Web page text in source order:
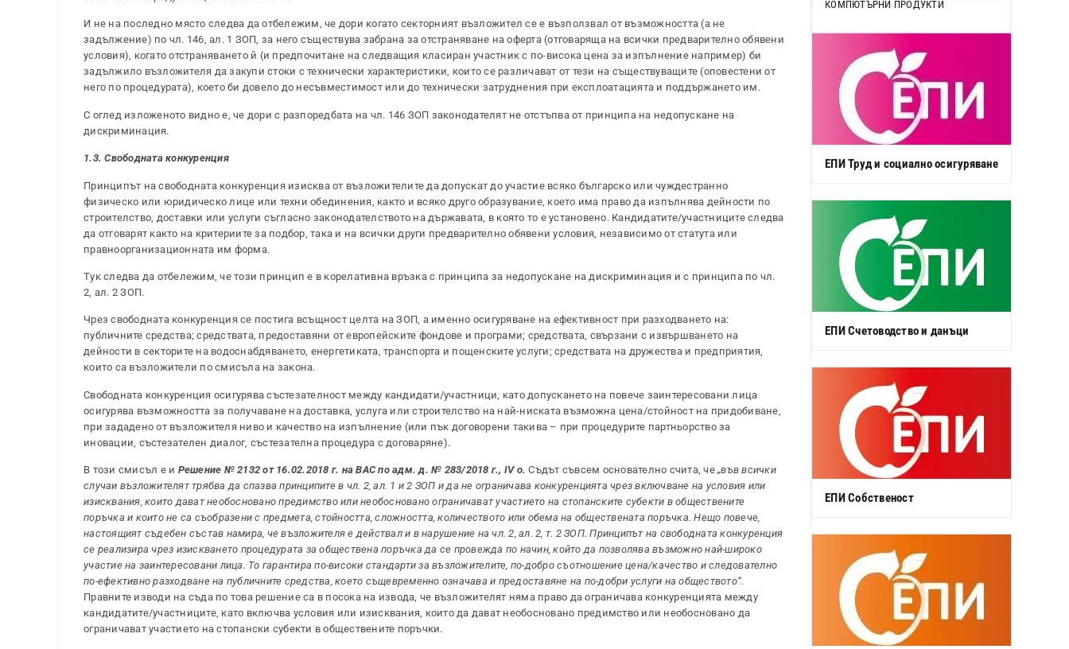
И не на последно място следва да отбележим, че дори когато секторният възложител се е възползвал от възможността (а не
задължение) по чл. 146, ал. 1 ЗОП, за него съществува забрана за отстраняване на оферта (отговаряща на всички предварително обявени
условия), когато отстраняването й (и предпочитане на следващия класиран участник с по-висока цена за изпълнение например) би
задължило възложителя да закупи стоки с технически характеристики, които се различават от тези на съществуващите (оповестени от
него по процедурата), което би довело до несъвместимост или до технически затруднения при експлоатацията и поддържането им.
С оглед изложеното видно е, че дори с разпоредбата на чл. 146 ЗОП законодателят не отстъпва от принципа на недопускане на
дискриминация.
1.3. Свободната конкуренция
Принципът на свободната конкуренция изисква от възложителите да допускат до участие всяко българско или чуждестранно
физическо или юридическо лице или техни обединения, както и всяко друго образувание, което има право да изпълнява дейности по
строителство, доставки или услуги съгласно законодателството на държавата, в която то е установено. Кандидатите/участниците следва
да отговарят както на критериите за подбор, така и на всички други предварително обявени условия, независимо от статута или
правноорганизационната им форма.
Тук следва да отбележим, че този принцип е в корелативна връзка с принципа за недопускане на дискриминация и с принципа по чл.
2, ал. 2 ЗОП.
Чрез свободната конкуренция се постига всъщност целта на ЗОП, а именно осигуряване на ефективност при разходването на:
публичните средства; средствата, предоставяни от европейските фондове и програми; средствата, свързани с извършването на
дейности в секторите на водоснабдяването, енергетиката, транспорта и пощенските услуги; средствата на дружества и предприятия,
които са възложители по смисъла на закона.
Свободната конкуренция осигурява състезателност между кандидати/участници, като допускането на повече заинтересовани лица
осигурява възможността за получаване на доставка, услуга или строителство на най-ниската възможна цена/стойност на придобиване,
при зададено от възложителя ниво и качество на изпълнение (или пък договорени такива – при процедурите партньорство за
иновации, състезателен диалог, състезателна процедура с договаряне).
В този смисъл е и Решение № 2132 от 16.02.2018 г. на ВАС по адм. д. № 283/2018 г., IV о. Съдът съвсем основателно счита, че „във всички
случаи възложителят трябва да спазва принципите в чл. 2, ал. 1 и 2 ЗОП и да не ограничава конкуренцията чрез включване на условия или
изисквания, които дават необосновано предимство или необосновано ограничават участието на стопанските субекти в обществените
поръчка и които не са съобразени с предмета, стойността, сложността, количеството или обема на обществената поръчка. Нещо повече,
настоящият съдебен състав намира, че възложителя е действал и в нарушение на чл. 2, ал. 2, т. 2 ЗОП. Принципът на свободната конкуренция
се реализира чрез изискването процедурата за обществена поръчка да се провежда по начин, който да позволява възможно най-широко
участие на заинтересовани лица. То гарантира по-високи стандарти за възложителите, по-добро съотношение цена/качество и следователно
по-ефективно разходване на публичните средства, което същевременно означава и предоставяне на по-добри услуги на обществото“.
Правните изводи на съда по това решение са в посока на извода, че възложителят няма право да ограничава конкуренцията между
кандидатите/участниците, като включва условия или изисквания, които да дават необосновано предимство или необосновано да
ограничават участието на стопански субекти в обществените поръчки.
КОМПЮТЪРНИ ПРОДУКТИ
ЕПИ Труд и социално осигуряване
ЕПИ Счетоводство и данъци
ЕПИ Собственост